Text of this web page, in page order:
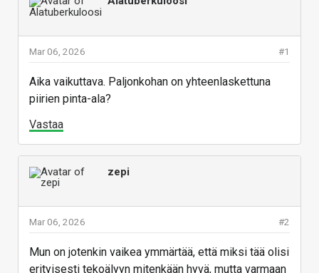
#1
Mar 06, 2026
Aika vaikuttava. Paljonkohan on yhteenlaskettuna
piirien pinta-ala?
Vastaa
zepi
#2
Mar 06, 2026
Mun on jotenkin vaikea ymmärtää, että miksi tää olisi
erityisesti tekoälyyn mitenkään hyvä, mutta varmaan